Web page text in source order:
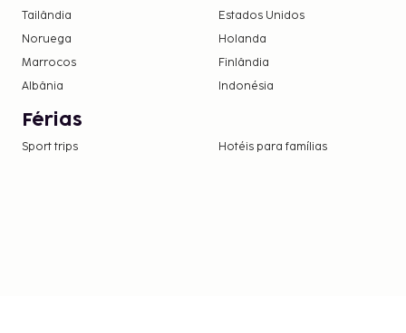
Tailândia
Estados Unidos
Noruega
Holanda
Marrocos
Finlândia
Albânia
Indonésia
Férias
Sport trips Hotéis para famílias